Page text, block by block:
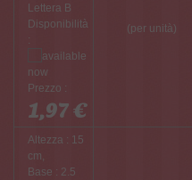
Lettera B
Disponibilità
:
Prezzo :
1,97 €
(per unità)
Altezza : 15
cm,
Base : 2.5